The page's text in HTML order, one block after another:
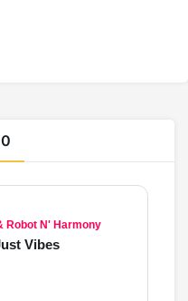
Robot N' Harmony
Vibes